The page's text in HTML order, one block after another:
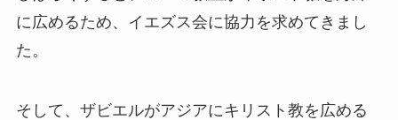
に広めるため、イエズス会に協力を求めてきまし
た。
そして、ザビエルがアジアにキリスト教を広める